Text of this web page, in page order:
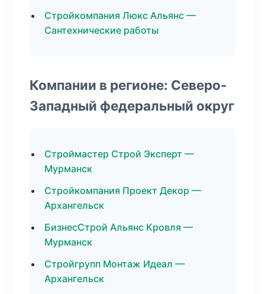
Стройкомпания Люкс Альянс —
Сантехнические работы
Компании в регионе: Северо-
Западный федеральный округ
Строймастер Строй Эксперт —
Мурманск
Стройкомпания Проект Декор —
Архангельск
БизнесСтрой Альянс Кровля —
Мурманск
Стройгрупп Монтаж Идеал —
Архангельск